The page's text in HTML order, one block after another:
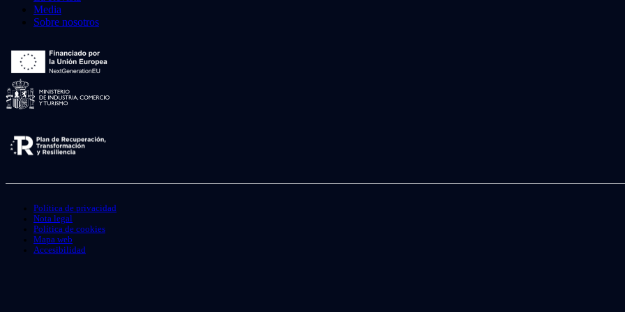
Media
Sobre nosotros
Política de privacidad
Nota legal
Política de cookies
Mapa web
Accesibilidad